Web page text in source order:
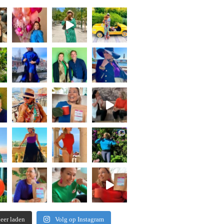
laden Volg op Instagram